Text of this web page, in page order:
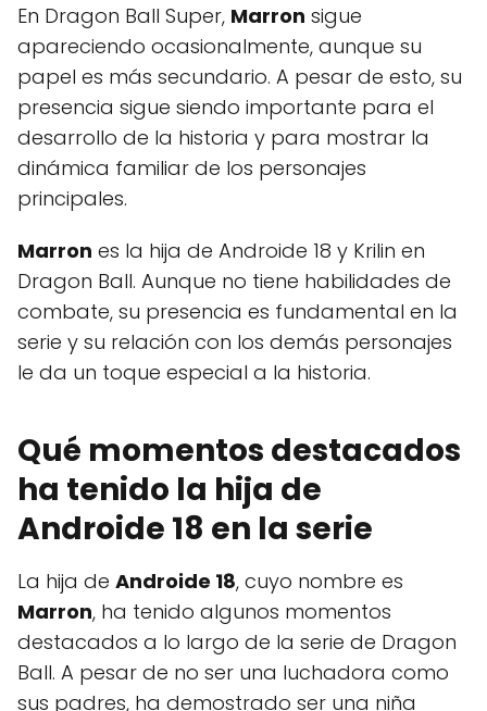
En Dragon Ball Super, Marron sigue
apareciendo ocasionalmente, aunque su
papel es más secundario. A pesar de esto, su
presencia sigue siendo importante para el
desarrollo de la historia y para mostrar la
dinámica familiar de los personajes
principales.
Marron es la hija de Androide 18 y Krilin en
Dragon Ball. Aunque no tiene habilidades de
combate, su presencia es fundamental en la
serie y su relación con los demás personajes
le da un toque especial a la historia.
Qué momentos destacados
ha tenido la hija de
Androide 18 en la serie
La hija de Androide 18, cuyo nombre es
Marron, ha tenido algunos momentos
destacados a lo largo de la serie de Dragon
Ball. A pesar de no ser una luchadora como
sus padres, ha demostrado ser una niña